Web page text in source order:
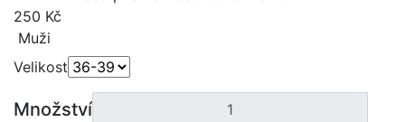
250 Kč
Muži
Velikost
Množství